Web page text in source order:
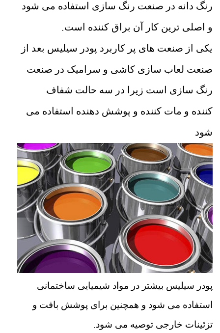
رنگ دانه در صنعت رنگ سازی استفاده می شود
و اصلی ترین کار آن براق کننده است.
یکی از صنعت های پر کاربرد پودر سیلیس بعد از
صنعت لعاب سازی کاشی و سرامیک در صنعت
رنگ سازی است زیرا در سه حالت شفاف
کننده و مات کننده و پوشش دهنده استفاده می
شود
پودر سیلیس بیشتر در مواد شیمیایی ساختمانی
استفاده می شود و همچنین برای پوشش بافت و
تزئینات خارجی توصیه می شود.